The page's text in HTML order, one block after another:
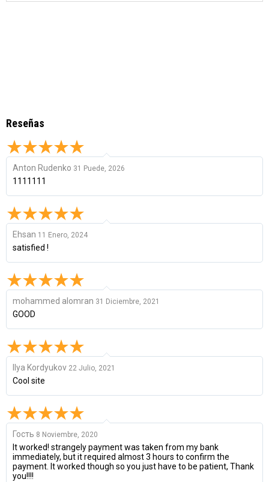
Reseñas
Anton Rudenko 31 Puede, 2026
1111111
Ehsan 11 Enero, 2024
satisfied !
mohammed alomran 31 Diciembre, 2021
GOOD
Ilya Kordyukov 22 Julio, 2021
Cool site
Гость 8 Noviembre, 2020
It worked! strangely payment was taken from my bank
immediately, but it required almost 3 hours to confirm the
payment. It worked though so you just have to be patient, Thank
you!!!!